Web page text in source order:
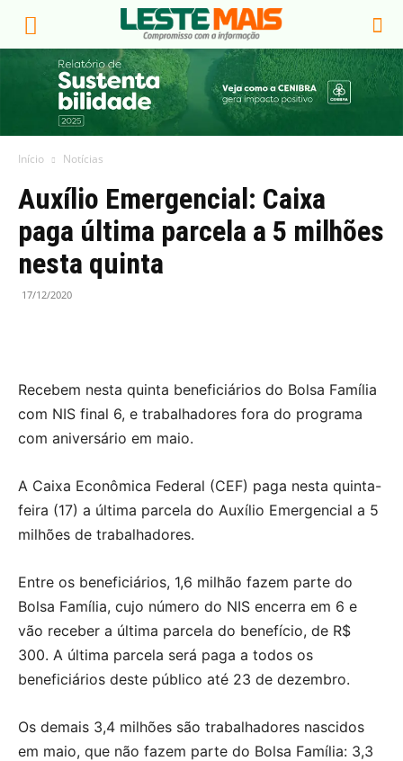
Início Notícias
Auxílio Emergencial: Caixa
paga última parcela a 5 milhões
nesta quinta
17/12/2020
Recebem nesta quinta beneficiários do Bolsa Família
com NIS final 6, e trabalhadores fora do programa
com aniversário em maio.
A Caixa Econômica Federal (CEF) paga nesta quinta-
feira (17) a última parcela do Auxílio Emergencial a 5
milhões de trabalhadores.
Entre os beneficiários, 1,6 milhão fazem parte do
Bolsa Família, cujo número do NIS encerra em 6 e
vão receber a última parcela do benefício, de R$
300. A última parcela será paga a todos os
beneficiários deste público até 23 de dezembro.
Os demais 3,4 milhões são trabalhadores nascidos
em maio, que não fazem parte do Bolsa Família: 3,3